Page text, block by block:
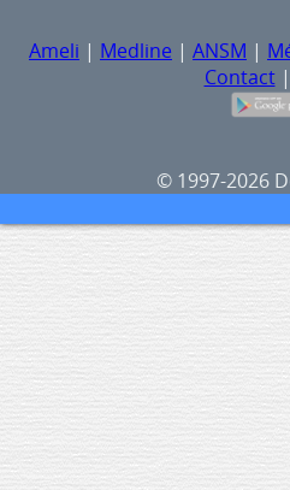
Ameli | Medline | ANSM |
Contact|
© 1997-2026